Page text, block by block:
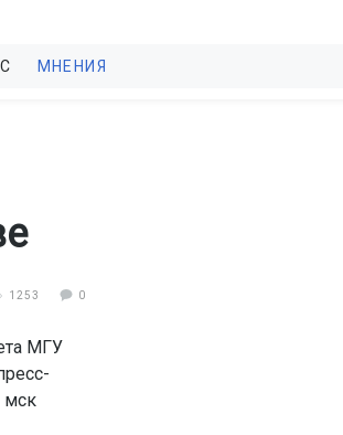
МНЕНИЯ
1253 0
МГУ
мск